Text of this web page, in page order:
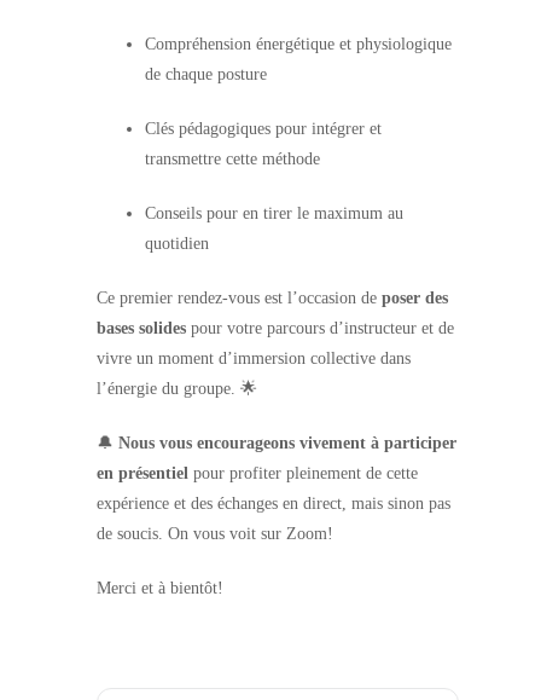
Compréhension énergétique et physiologique
de chaque posture
Clés pédagogiques pour intégrer et
transmettre cette méthode
Conseils pour en tirer le maximum au
quotidien
Ce premier rendez-vous est l’occasion deposer des
bases solides pour votre parcours d’instructeur et de
vivre un moment d’immersion collective dans
l’énergie du groupe. 🌟
🔔Nous vous encourageons vivement à participer
en présentiel pour profiter pleinement de cette
expérience et des échanges en direct, mais sinon pas
de soucis. On vous voit sur Zoom!
Merci et à bientôt!